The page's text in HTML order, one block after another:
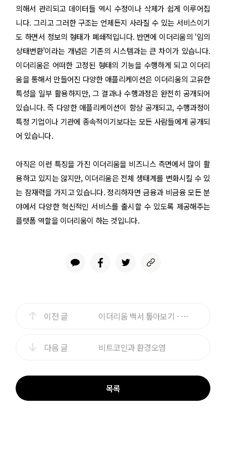
의해서 관리되고 데이터들 역시 수정이나 삭제가 쉽게 이루어집
니다. 그리고 그러한 구조는 언제든지 사라질 수 있는 서비스이기
도 하면서 정보의 형태가 폐쇄적입니다. 반면에 이더리움의 ‘임의
상태변환’이라는 개념은 기존의 시스템과는 큰 차이가 있습니다.
이더리움은 어떠한 고정된 형태의 기능을 수행하게 되고 이더리
움을 통해서 만들어진 다양한 애플리케이션은 이더리움의 고유한
특성을 일부 활용하지만, 그 결과나 수행과정은 완전히 공개되어
있습니다. 즉 다양한 애플리케이션이 항상 공개되고, 수행과정이
특정 기업이나 기관에 종속적이기보다는 모든 사람들에게 공개되
어 있습니다.
아직은 이런 특징을 가진 이더리움을 비즈니스 측면에서 많이 활
용하고 있지는 않지만, 이더리움은 전체 생태계를 변화시킬 수 있
는 잠재력을 가지고 있습니다. 정리하자면 금융과 비금융 모든 분
야에서 다양한 혁신적인 서비스를 출시할 수 있도록 제공해주는
플랫폼 역할을 이더리움이 하는 것입니다.
이전 글 이더리움 백서 톺아보기 - 8편
다음 글 비트코인과 환경오염
목록